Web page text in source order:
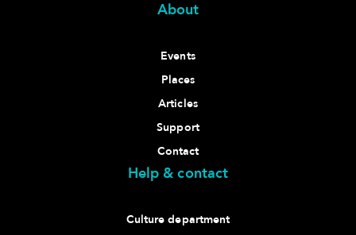
About
Events
Places
Articles
Support
Contact
Help & contact
Culture department